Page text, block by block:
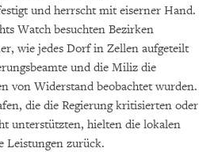
und herrscht mit eiserner Hand.
Watch besuchten Bezirken
wie jedes Dorf in Zellen aufgeteilt
und die Miliz die
von Widerstand beobachtet wurden.
die die Regierung kritisierten oder
unterstützten, hielten die lokalen
Leistungen zurück.